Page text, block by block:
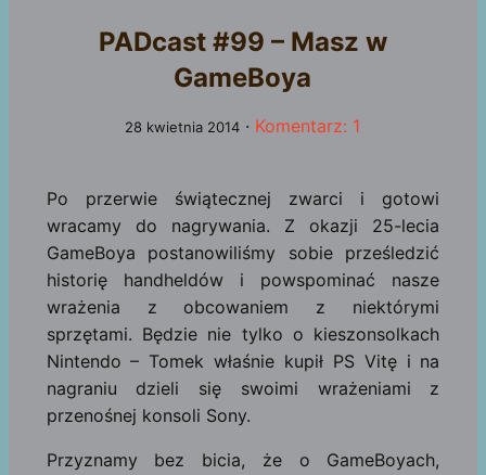
PADcast #99 – Masz w
GameBoya
28 kwietnia 2014 · Komentarz: 1
Po przerwie świątecznej zwarci i gotowi
wracamy do nagrywania. Z okazji 25-lecia
GameBoya postanowiliśmy sobie prześledzić
historię handheldów i powspominać nasze
wrażenia z obcowaniem z niektórymi
sprzętami. Będzie nie tylko o kieszonsolkach
Nintendo – Tomek właśnie kupił PS Vitę i na
nagraniu dzieli się swoimi wrażeniami z
przenośnej konsoli Sony.
Przyznamy bez bicia, że o GameBoyach,